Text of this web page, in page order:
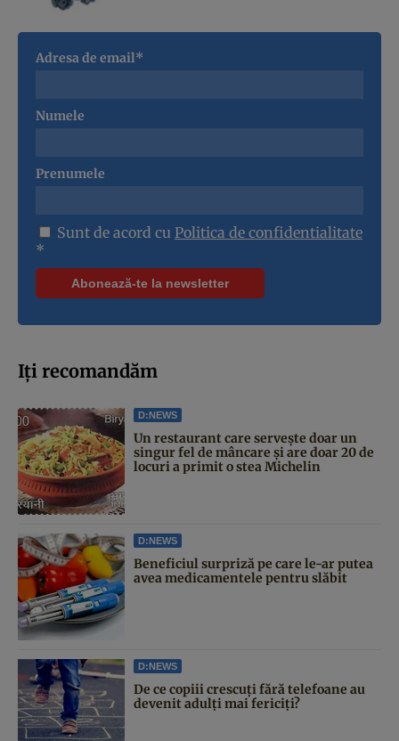
Adresa de email*
Numele
Prenumele
Sunt de acord cu Politica de confidentialitate
*
Iți recomandăm
D:NEWS
Un restaurant care servește doar un
singur fel de mâncare și are doar 20 de
locuri a primit o stea Michelin
D:NEWS
Beneficiul surpriză pe care le-ar putea
avea medicamentele pentru slăbit
D:NEWS
De ce copiii crescuți fără telefoane au
devenit adulți mai fericiți?